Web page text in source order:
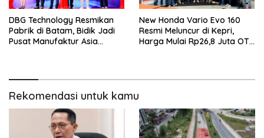
DBG Technology Resmikan
Pabrik di Batam, Bidik Jadi
Pusat Manufaktur Asia
New Honda Vario Evo 160
Resmi Meluncur di Kepri,
Harga Mulai Rp26,8 Juta OTR
Rekomendasi untuk kamu